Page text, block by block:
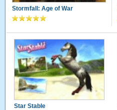
Stormfall: Age of War
Star Stable